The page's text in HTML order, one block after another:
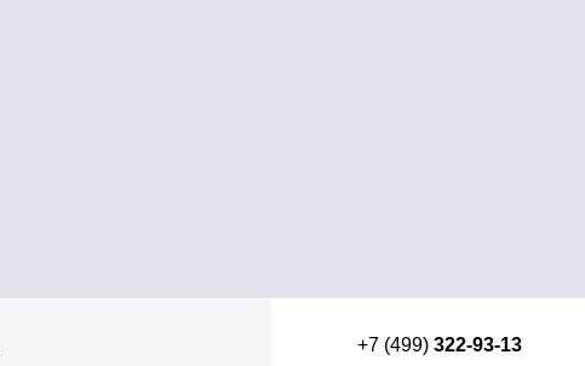
+7 (499) 322-93-13